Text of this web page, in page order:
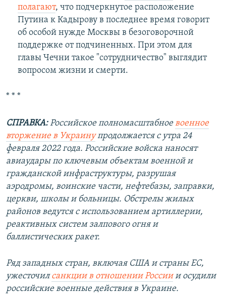
полагают, что подчеркнутое расположение
Путина к Кадырову в последнее время говорит
об особой нужде Москвы в безоговорочной
поддержке от подчиненных. При этом для
главы Чечни такое "сотрудничество" выглядит
вопросом жизни и смерти.
* * *
СПРАВКА:Российское полномасштабноевоенное
вторжение в Украинупродолжается с утра 24
февраля 2022 года. Российские войска наносят
авиаудары по ключевым объектам военной и
гражданской инфраструктуры, разрушая
аэродромы, воинские части, нефтебазы, заправки,
церкви, школы и больницы. Обстрелы жилых
районов ведутся с использованием артиллерии,
реактивных систем залпового огня и
баллистических ракет.
Ряд западных стран, включая США и страны ЕС,
ужесточилсанкции в отношении Россиии осудили
российские военные действия в Украине.